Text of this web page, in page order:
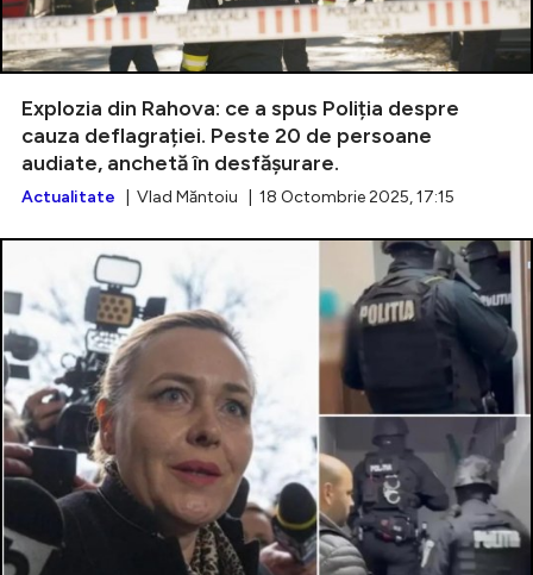
Explozia din Rahova: ce a spus Poliția despre
cauza deflagrației. Peste 20 de persoane
audiate, anchetă în desfășurare.
Actualitate | Vlad Măntoiu | 18 Octombrie 2025, 17:15